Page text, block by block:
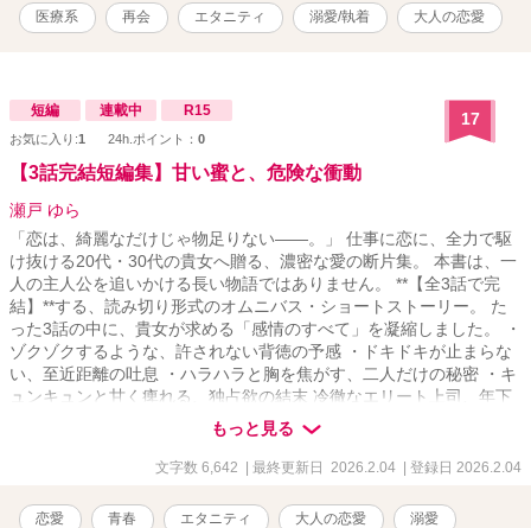
す。感謝感謝です！御本人から掲載許可済み。
医療系 再会 エタニティ 溺愛/執着 大人の恋愛
短編 連載中 R15
お気に入り:1 24h.ポイント： 0
17
【3話完結短編集】甘い蜜と、危険な衝動
瀬戸 ゆら
「恋は、綺麗なだけじゃ物足りない――。」 仕事に恋に、全力で駆
け抜ける20代・30代の貴女へ贈る、濃密な愛の断片集。 本書は、一
人の主人公を追いかける長い物語ではありません。 **【全3話で完
結】**する、読み切り形式のオムニバス・ショートストーリー。 た
った3話の中に、貴女が求める「感情のすべて」を凝縮しました。 ・
ゾクゾクするような、許されない背徳の予感 ・ドキドキが止まらな
い、至近距離の吐息 ・ハラハラと胸を焦がす、二人だけの秘密 ・キ
ュンキュンと甘く痺れる、独占欲の結末 冷徹なエリート上司、年下
の危険な誘惑、忘れられないかつての恋人……。 エピソードごとに
異なる主人公とシチュエーションで「衝動」を呼び覚まします。
「長編を読む時間はないけれど、ドキドキ・キュンキュン・ハラハ
す笑
もっと見る
文字数 6,642 | 最終更新日 2026.2.04 | 登録日 2026.2.04
恋愛 青春 エタニティ 大人の恋愛 溺愛